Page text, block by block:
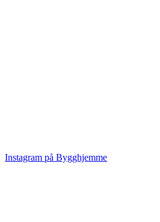
Instagram på Bygghjemme